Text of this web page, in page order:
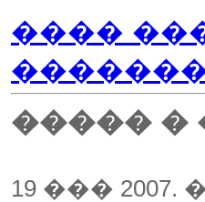
����
����� �
19 ���